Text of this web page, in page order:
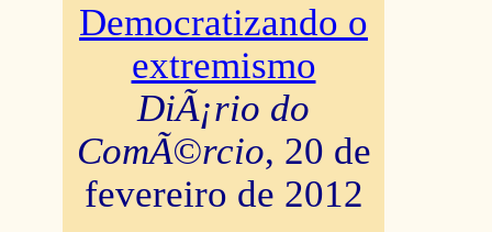
Democratizando o
extremismo
DiÃ¡rio do
ComÃ©rcio, 20 de
fevereiro de 2012